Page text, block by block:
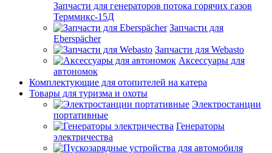
Запчасти для генераторов потока горячих газов
Терммикс-15Д
Запчасти для
Eberspächer
Запчасти для Webasto
Аксессуары для
автономок
Комплектующие для отопителей на катера
Товары для туризма и охоты
Электростанции
портативные
Генераторы
электричества